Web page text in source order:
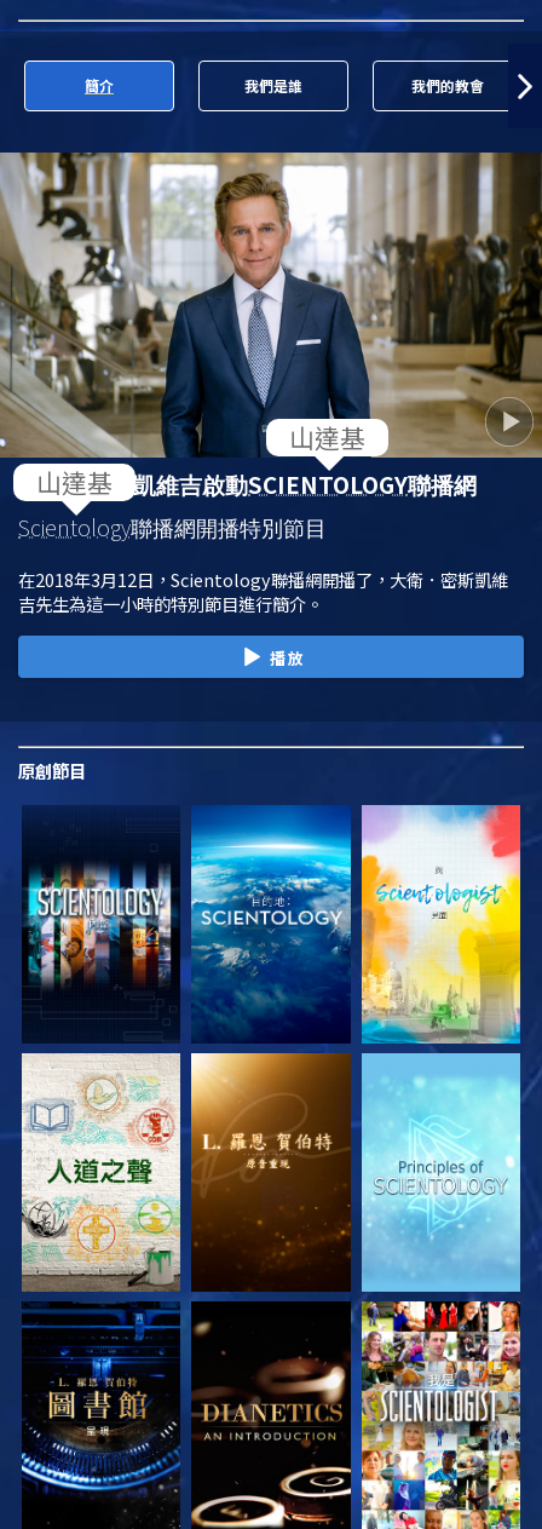
簡介 我們是誰 我們的教會
大衛．密斯凱維吉啟動SCIENTOLOGY聯播網
Scientology聯播網開播特別節目
在2018年3月12日，Scientology聯播網開播了，大衛．密斯凱維
吉先生為這一小時的特別節目進行簡介。
播放
原創節目
探索系列節目 探索系列節目 探索系列節目
探索系列節目 探索系列節目 觀看